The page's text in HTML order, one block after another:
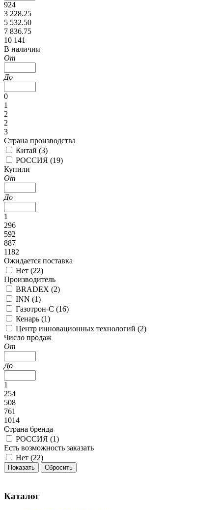
924
3 228.25
5 532.50
7 836.75
10 141
В наличии
От
До
0
1
2
2
3
Страна производства
Китай (3)
РОССИЯ (19)
Купили
От
До
1
296
592
887
1182
Ожидается поставка
Нет (22)
Производитель
BRADEX (2)
INN (1)
Газотрон-С (16)
Кенарь (1)
Центр инновационных технологий (2)
Число продаж
От
До
1
254
508
761
1014
Страна бренда
РОССИЯ (1)
Есть возможность заказать
Нет (22)
Каталог